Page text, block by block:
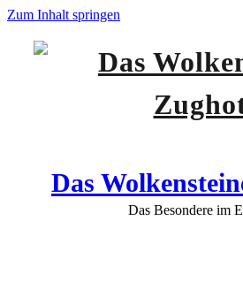
Zum Inhalt springen
Das
Das Besondere im